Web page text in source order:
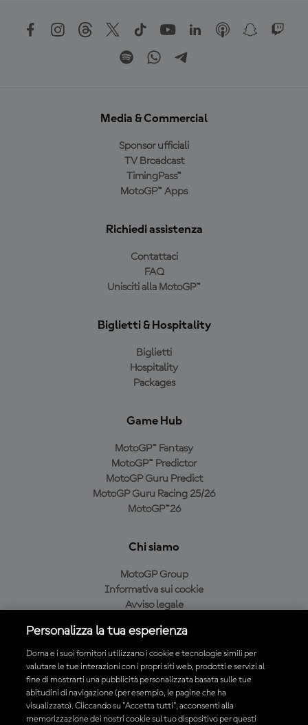
Media & Commercial
Sponsor ufficiali
TV Broadcast
TimingPass™
MotoGP™ Apps
Richiedi assistenza
Contattaci
FAQ
Unisciti alla MotoGP™
Biglietti & Hospitality
Biglietti
Hospitality
Packages
Game Hub
MotoGP™ Fantasy
MotoGP™ Predictor
MotoGP Guru Predict
MotoGP Guru Racing 25/26
MotoGP™26
Chi siamo
MotoGP Group
Informativa sui cookie
Avviso legale
Condizioni di acquisto
Scarica l'app ufficiale MotoGP™
Personalizza la tua esperienza
Dorna e i suoi fornitori utilizzano i cookie e tecnologie simili per
valutare le tue interazioni con i propri siti web, prodotti e servizi al
fine di mostrarti una pubblicità personalizzata basata sulle tue
abitudini di navigazione (per esempio, le pagine che ha
visualizzato). Cliccando su "Accetta tutti", acconsenti alla
memorizzazione dei nostri cookie sul tuo dispositivo per questi